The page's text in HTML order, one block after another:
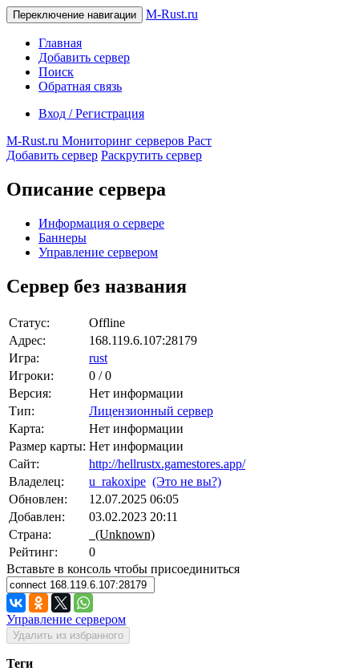
Переключение навигации M-Rust.ru
Главная
Добавить сервер
Поиск
Обратная связь
Вход / Регистрация
M-Rust.ru Мониторинг серверов Раст
Добавить сервер Раскрутить сервер
Описание сервера
Информация о сервере
Баннеры
Управление сервером
Сервер без названия
Статус:
Offline
Адрес:
168.119.6.107:28179
Игра:
rust
Игроки:
0 / 0
Версия:
Нет информации
Тип:
Лицензионный сервер
Карта:
Нет информации
Размер карты: Нет информации
Сайт:
http://hellrustx.gamestores.app/
Владелец:
u_rakoxipe (Это не вы?)
Обновлен:
12.07.2025 06:05
Добавлен:
03.02.2023 20:11
Страна:
(Unknown)
Рейтинг:
0
Вставьте в консоль чтобы присоединиться
Управление сервером
Удалить из избранного
Теги